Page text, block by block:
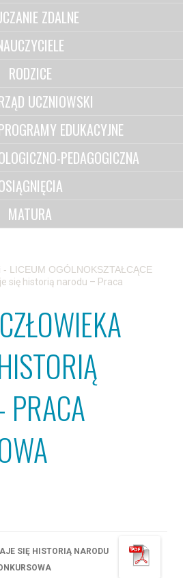
ZDALNE
RODZICE
UCZNIOWSKI
EDUKACYJNE
PEDAGOGICZNA
MATURA
- LICEUM OGÓLNOKSZTAŁCĄCE
się historią narodu – Praca
PRACA
SIĘ HISTORIĄ NARODU